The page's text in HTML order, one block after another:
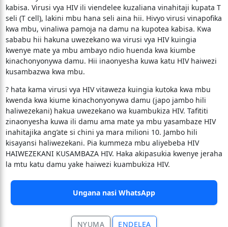
kabisa. Virusi vya HIV ili viendelee kuzaliana vinahitaji kupata T
seli (T cell), lakini mbu hana seli aina hii. Hivyo virusi vinapofika
kwa mbu, vinaliwa pamoja na damu na kupotea kabisa. Kwa
sababu hii hakuna uwezekano wa virusi vya HIV kuingia
kwenye mate ya mbu ambayo ndio huenda kwa kiumbe
kinachonyonywa damu. Hii inaonyesha kuwa katu HIV haiwezi
kusambazwa kwa mbu.
? hata kama virusi vya HIV vitaweza kuingia kutoka kwa mbu
kwenda kwa kiume kinachonyonywa damu (japo jambo hili
haliwezekani) hakua uwezekano wa kuambukiza HIV. Tafititi
zinaonyesha kuwa ili damu ama mate ya mbu yasambaze HIV
inahitajika ang’ate si chini ya mara milioni 10. Jambo hili
kisayansi haliwezekani. Pia kummeza mbu aliyebeba HIV
HAIWEZEKANI KUSAMBAZA HIV. Haka akipasukia kwenye jeraha
la mtu katu damu yake haiwezi kuambukiza HIV.
Ungana nasi WhatsApp
NYUMA ENDELEA